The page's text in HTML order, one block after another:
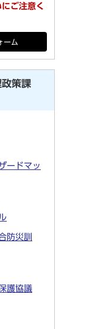
ご注意く
ーム
策課
ードマッ
防災訓
護協議